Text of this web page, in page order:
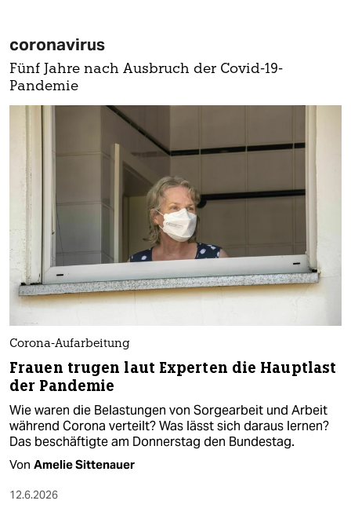
coronavirus
Fünf Jahre nach Ausbruch der Covid-19-
Pandemie
Corona-Aufarbeitung
Frauen trugen laut Experten die Hauptlast
der Pandemie
Wie waren die Belastungen von Sorgearbeit und Arbeit
während Corona verteilt? Was lässt sich daraus lernen?
Das beschäftigte am Donnerstag den Bundestag.
Von Amelie Sittenauer
12.6.2026